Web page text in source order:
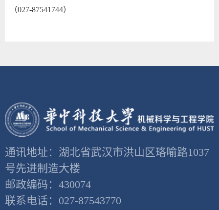
（027-87541744）
通讯地址：湖北省武汉市洪山区珞喻路1037
号先进制造大楼
邮政编码：430074
联系电话：027-87543770